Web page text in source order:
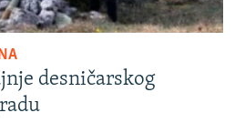
desničarskog